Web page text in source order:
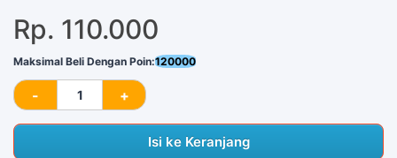
Rp. 110.000
Maksimal Beli Dengan Poin:120000
Isi ke Keranjang